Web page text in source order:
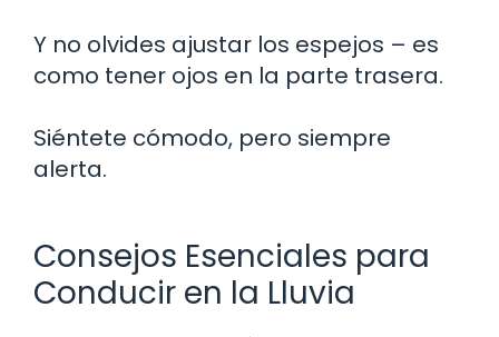
Y no olvides ajustar los espejos – es
como tener ojos en la parte trasera.
Siéntete cómodo, pero siempre
alerta.
Consejos Esenciales para
Conducir en la Lluvia